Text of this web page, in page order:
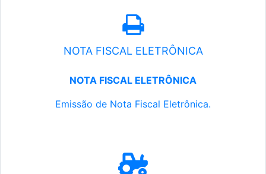
NOTA FISCAL ELETRÔNICA
NOTA FISCAL ELETRÔNICA
Emissão de Nota Fiscal Eletrônica.